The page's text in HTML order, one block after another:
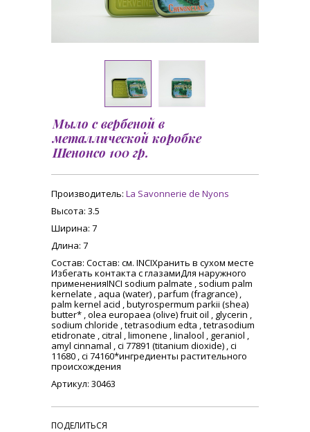
Мыло с вербеной в
металлической коробке
Шенонсо 100 гр.
Производитель: La Savonnerie de Nyons
Высота: 3.5
Ширина: 7
Длина: 7
Состав: Состав: см. INCIХранить в сухом месте
Избегать контакта с глазамиДля наружного
примененияINCI sodium palmate , sodium palm
kernelate , aqua (water) , parfum (fragrance) ,
palm kernel acid , butyrospermum parkii (shea)
butter* , olea europaea (olive) fruit oil , glycerin ,
sodium chloride , tetrasodium edta , tetrasodium
etidronate , citral , limonene , linalool , geraniol ,
amyl cinnamal , ci 77891 (titanium dioxide) , ci
11680 , ci 74160*ингредиенты растительного
происхождения
Артикул: 30463
ПОДЕЛИТЬСЯ